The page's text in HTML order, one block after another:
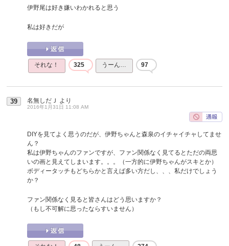
伊野尾は好き嫌いわかれると思う
私は好きだが
それな！ 325 うーん… 97
39 名無しだＪ より
2016年1月31日 11:08 AM
DIYを見てよく思うのだが、伊野ちゃんと森泉のイチャイチャしてませ
ん？
私は伊野ちゃんのファンですが、ファン関係なく見てるとただの両思
いの画と見えてしまいます。。。（一方的に伊野ちゃんがスキとか）
ボディータッチもどちらかと言えば多い方だし、、、私だけでしょう
か？
ファン関係なく見ると皆さんはどう思いますか？
（もし不可解に思ったならすいません）